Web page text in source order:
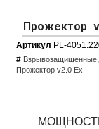
Прожектор
Артикул PL-
# Взрывозащищенные,
Прожектор v2.0 Ex